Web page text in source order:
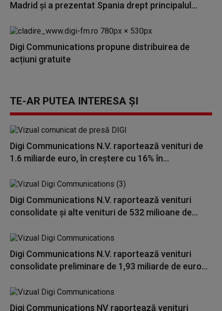
Madrid și a prezentat Spania drept principalul...
Digi Communications propune distribuirea de
acțiuni gratuite
TE-AR PUTEA INTERESA ȘI
Digi Communications N.V. raportează venituri de
1.6 miliarde euro, în creștere cu 16% în...
Digi Communications N.V. raportează venituri
consolidate și alte venituri de 532 milioane de...
Digi Communications N.V. raportează venituri
consolidate preliminare de 1,93 miliarde de euro...
Digi Communications NV raportează venituri